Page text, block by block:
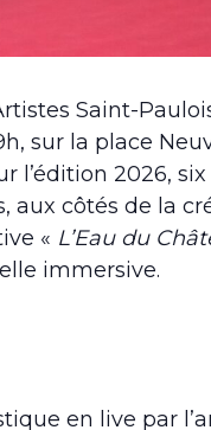
Saint-
sur la place
l’édition 2026,
aux côtés de la
« L’Eau du
immersive.
en live par